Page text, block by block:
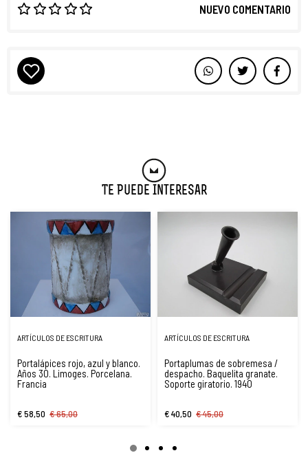
NUEVO COMENTARIO
Te Puede Interesar
ARTÍCULOS DE ESCRITURA
Portalápices rojo, azul y blanco.
Años 30. Limoges. Porcelana.
Francia
€ 58,50 € 65,00
ARTÍCULOS DE ESCRITURA
Portaplumas de sobremesa /
despacho. Baquelita granate.
Soporte giratorio. 1940
€ 40,50 € 45,00